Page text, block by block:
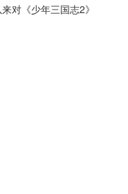
对《少年三国志2》